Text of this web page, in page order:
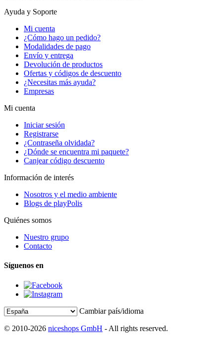
Ayuda y Soporte
Mi cuenta
¿Cómo hago un pedido?
Modalidades de pago
Envío y entrega
Devolución de productos
Ofertas y códigos de descuento
¿Necesitas más ayuda?
Empresas
Mi cuenta
Iniciar sesión
Registrarse
¿Contraseña olvidada?
¿Dónde se encuentra mi paquete?
Canjear código descuento
Información de interés
Nosotros y el medio ambiente
Blogs de playPolis
Quiénes somos
Nuestro grupo
Contacto
Síguenos en
Cambiar país/idioma
© 2010-2026 niceshops GmbH - All rights reserved.